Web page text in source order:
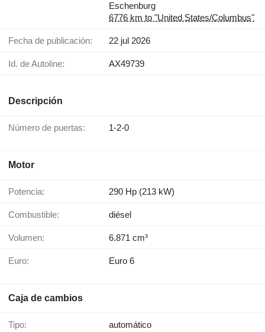
Eschenburg
6776 km to "United States/Columbus"
Fecha de publicación: 22 jul 2026
Id. de Autoline: AX49739
Descripción
Número de puertas: 1-2-0
Motor
Potencia: 290 Hp (213 kW)
Combustible: diésel
Volumen: 6.871 cm³
Euro: Euro 6
Caja de cambios
Tipo: automático